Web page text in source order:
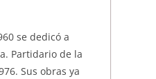
se dedicó a
Partidario de la
Sus obras ya